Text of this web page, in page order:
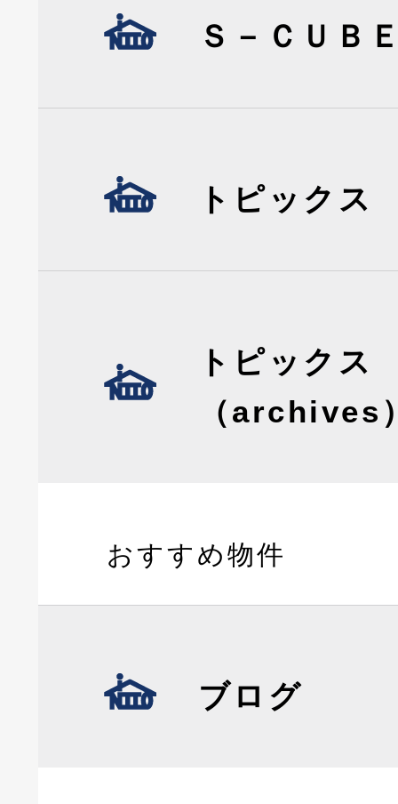
Ｓ－ＣＵＢ
トピックス
トピックス
（archives
おすすめ物件
ブログ